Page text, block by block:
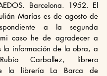
Barcelona. 1952. El
Marías es de agosto de
a la segunda
caso he de agradecer a
la información de la obra, a
Carballez, librero
la librería La Barca de